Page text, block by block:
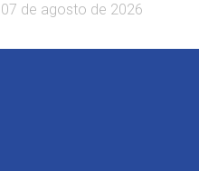
07 de agosto de 2026